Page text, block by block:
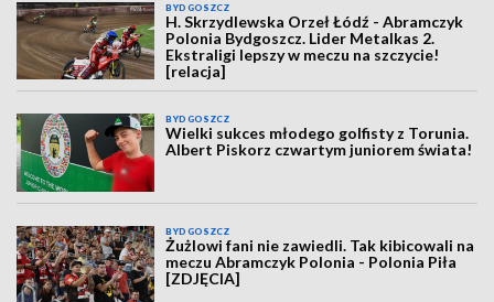
BYDGOSZCZ
H. Skrzydlewska Orzeł Łódź - Abramczyk
Polonia Bydgoszcz. Lider Metalkas 2.
Ekstraligi lepszy w meczu na szczycie!
[relacja]
BYDGOSZCZ
Wielki sukces młodego golfisty z Torunia.
Albert Piskorz czwartym juniorem świata!
BYDGOSZCZ
Żużlowi fani nie zawiedli. Tak kibicowali na
meczu Abramczyk Polonia - Polonia Piła
[ZDJĘCIA]